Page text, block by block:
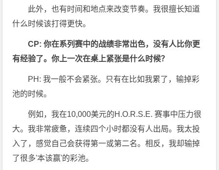
此外，也有时间和地点来改变节奏。我很擅长知道
什么时候该打得更快。
CP: 你在系列赛中的战绩非常出色，没有人比你更
有经验了。你上一次在桌上紧张是什么时候？
PH: 我一般不会紧张。只有在比如我累了，输掉彩
池的时候。
例如，我在10,000美元的H.O.R.S.E. 赛事中压力很
大。我非常疲惫，连续四个小时都没有人出局。我太投
入了，感觉自己会获得第一或第二名。相反，我却输掉
了很多'本该赢'的彩池。